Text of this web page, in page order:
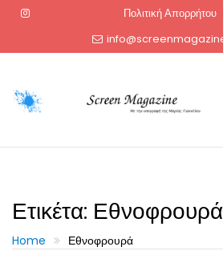
Πολιτική Απορρήτου
Ετικέτα: Εθνοφρουρά
Home Εθνοφρουρά